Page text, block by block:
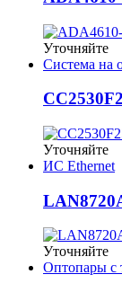
Уточняйте
Система на
Уточняйте
ИС Ethernet
Уточняйте
Оптопары с